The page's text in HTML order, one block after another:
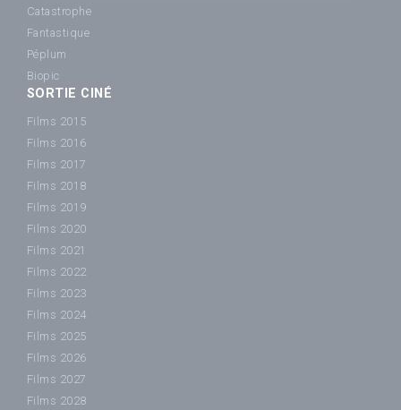
Catastrophe
Fantastique
Péplum
Biopic
SORTIE CINÉ
Films 2015
Films 2016
Films 2017
Films 2018
Films 2019
Films 2020
Films 2021
Films 2022
Films 2023
Films 2024
Films 2025
Films 2026
Films 2027
Films 2028